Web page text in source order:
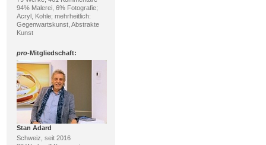
94% Malerei, 6% Fotografie;
Acryl, Kohle; mehrheitlich:
Gegenwartskunst, Abstrakte
Kunst
pro-Mitgliedschaft:
Stan Adard
Schweiz, seit 2016